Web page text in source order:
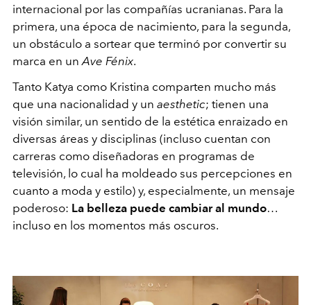
internacional por las compañías ucranianas. Para la
primera, una época de nacimiento, para la segunda,
un obstáculo a sortear que terminó por convertir su
marca en unAve Fénix.
Tanto Katya como Kristina comparten mucho más
que una nacionalidad y un aesthetic; tienen una
visión similar, un sentido de la estética enraizado en
diversas áreas y disciplinas (incluso cuentan con
carreras como diseñadoras en programas de
televisión, lo cual ha moldeado sus percepciones en
cuanto a moda y estilo) y, especialmente, un mensaje
poderoso: La belleza puede cambiar al mundo…
incluso en los momentos más oscuros.